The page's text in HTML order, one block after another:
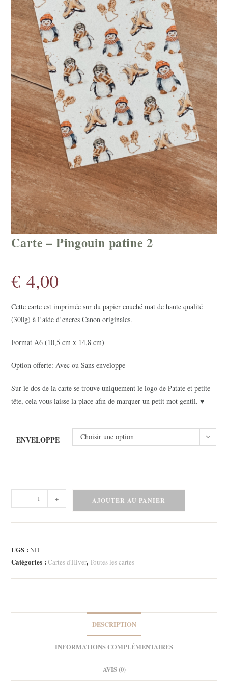
Carte – Pingouin patine 2
€ 4,00
Cette carte est imprimée sur du papier couché mat de haute qualité
(300g) à l’aide d’encres Canon originales.
Format A6 (10,5 cm x 14,8 cm)
Option offerte: Avec ou Sans enveloppe
Sur le dos de la carte se trouve uniquement le logo de Patate et petite
tête, cela vous laisse la place afin de marquer un petit mot gentil. ♥
ENVELOPPE Choisir une option
de
Carte
-
Pingouin
patine
- + AJOUTER AU PANIER
UGS :ND
Catégories :Cartes d'Hiver,Toutes les cartes
DESCRIPTION
INFORMATIONS COMPLÉMENTAIRES
AVIS (0)